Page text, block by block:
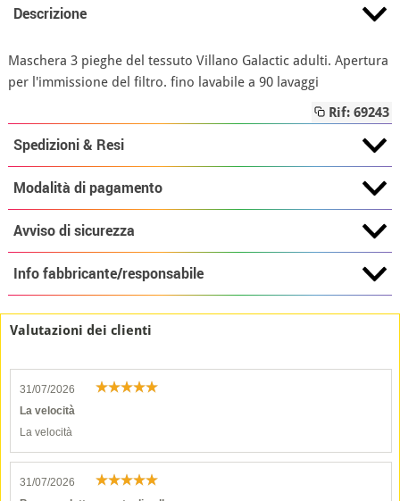
Descrizione
Maschera 3 pieghe del tessuto Villano Galactic adulti. Apertura
per l'immissione del filtro. fino lavabile a 90 lavaggi
Rif: 69243
Spedizioni & Resi
Modalità di pagamento
Avviso di sicurezza
Info fabbricante/responsabile
Valutazioni dei clienti
31/07/2026
La velocità
La velocità
31/07/2026